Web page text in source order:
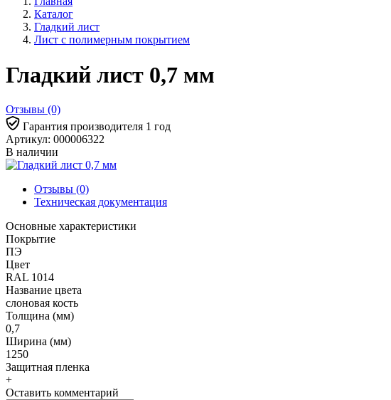
Каталог
Гладкий лист
Лист с полимерным покрытием
Гладкий лист 0,7 мм
Отзывы (0)
Гарантия производителя 1 год
Артикул: 000006322
В наличии
Отзывы (0)
Техническая документация
Основные характеристики
Покрытие
ПЭ
Цвет
RAL 1014
Название цвета
слоновая кость
Толщина (мм)
0,7
Ширина (мм)
1250
Защитная пленка
+
Оставить комментарий